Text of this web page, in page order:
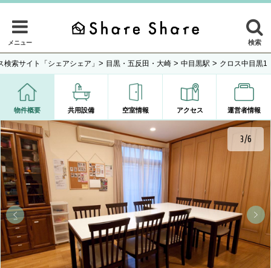
メニュー 検索
検索サイト「シェアシェア」 > 目黒・五反田・大崎 > 中目黒駅 > クロス中目黒1
物件概要 共用設備 空室情報 アクセス 運営者情報
3/6